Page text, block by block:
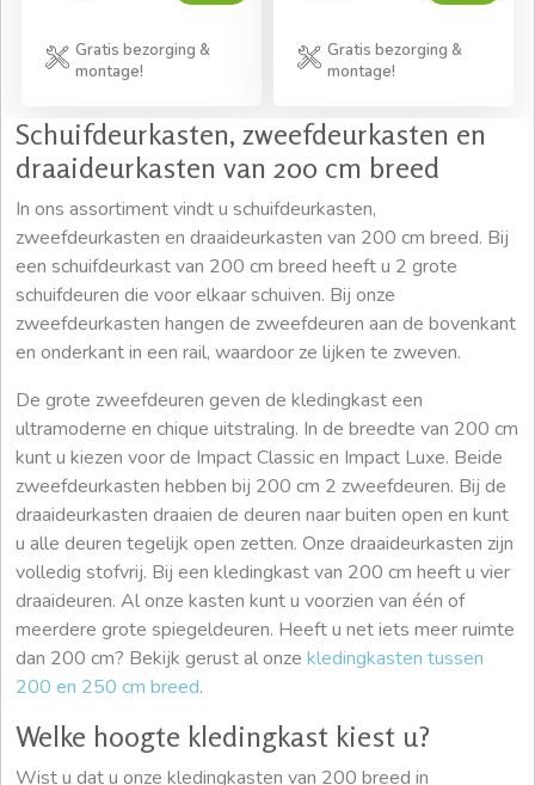
Gratis bezorging &
montage!
Gratis bezorging &
montage!
Schuifdeurkasten, zweefdeurkasten en
draaideurkasten van 200 cm breed
In ons assortiment vindt u schuifdeurkasten,
zweefdeurkasten en draaideurkasten van 200 cm breed. Bij
een schuifdeurkast van 200 cm breed heeft u 2 grote
schuifdeuren die voor elkaar schuiven. Bij onze
zweefdeurkasten hangen de zweefdeuren aan de bovenkant
en onderkant in een rail, waardoor ze lijken te zweven.
De grote zweefdeuren geven de kledingkast een
ultramoderne en chique uitstraling. In de breedte van 200 cm
kunt u kiezen voor de Impact Classic en Impact Luxe. Beide
zweefdeurkasten hebben bij 200 cm 2 zweefdeuren. Bij de
draaideurkasten draaien de deuren naar buiten open en kunt
u alle deuren tegelijk open zetten. Onze draaideurkasten zijn
volledig stofvrij. Bij een kledingkast van 200 cm heeft u vier
draaideuren. Al onze kasten kunt u voorzien van één of
meerdere grote spiegeldeuren. Heeft u net iets meer ruimte
dan 200 cm? Bekijk gerust al onze kledingkasten tussen
200 en 250 cm breed.
Welke hoogte kledingkast kiest u?
Wist u dat u onze kledingkasten van 200 breed in